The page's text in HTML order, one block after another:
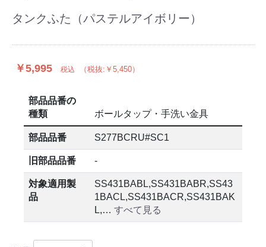
タンクふた（パステルアイボリー）
￥5,995 税込 （税抜:￥5,450）
部品品番の
種類
ボールタップ・手洗い金具
部品品番 S277BCRU#SC1
旧部品品番 -
対象適用製
品
SS431BABL,SS431BABR,SS43
1BACL,SS431BACR,SS431BAK
L,… すべて見る